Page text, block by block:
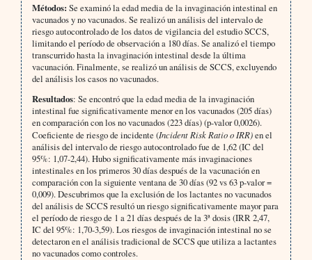
Métodos: Se examinó la edad media de la invaginación intestinal en
vacunados y no vacunados. Se realizó un análisis del intervalo de
riesgo autocontrolado de los datos de vigilancia del estudio SCCS,
limitando el período de observación a 180 días. Se analizó el tiempo
transcurrido hasta la invaginación intestinal desde la última
vacunación. Finalmente, se realizó un análisis de SCCS, excluyendo
del análisis los casos no vacunados.
Resultados: Se encontró que la edad media de la invaginación
intestinal fue significativamente menor en los vacunados (205 días)
en comparación con los no vacunados (223 días) (p-valor 0,0026).
Coeficiente de riesgo de incidente (Incident Risk Ratio o IRR)en el
análisis del intervalo de riesgo autocontrolado fue de 1,62 (IC del
95%: 1,07-2,44). Hubo significativamente más invaginaciones
intestinales en los primeros 30 días después de la vacunación en
comparación con la siguiente ventana de 30 días (92 vs 63 p-valor =
0,009). Descubrimos que la exclusión de los lactantes no vacunados
del análisis de SCCS resultó un riesgo significativamente mayor para
el período de riesgo de 1 a 21 días después de la 3ª dosis (IRR 2,47,
IC del 95%: 1,70-3,59). Los riesgos de invaginación intestinal no se
detectaron en el análisis tradicional de SCCS que utiliza a lactantes
no vacunados como controles.